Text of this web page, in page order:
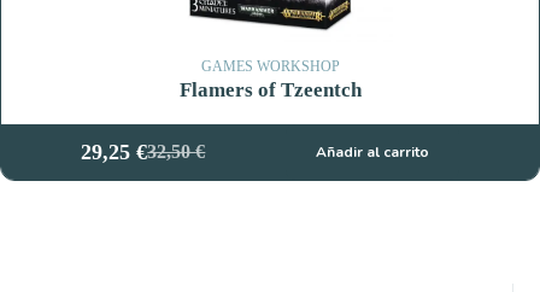
GAMES WORKSHOP
Flamers of Tzeentch
32,50€
El
precio
29,25€El
precio
Añadir al carrito